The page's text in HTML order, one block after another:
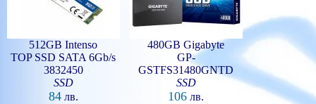
512GB Intenso
TOP SSD SATA 6Gb/s
3832450
SSD
84 лв.
480GB Gigabyte
GP-
GSTFS31480GNTD
SSD
106 лв.